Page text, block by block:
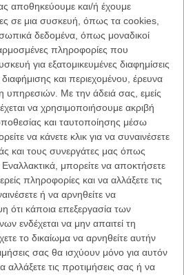
αποθηκεύουμε και/ή έχουμε
σε μια συσκευή, όπως τα cookies,
δεδομένα, όπως μοναδικοί
πληροφορίες που
για εξατομικευμένες διαφημίσεις
και περιεχομένου, έρευνα
υπηρεσιών. Με την άδειά σας, εμείς
να χρησιμοποιήσουμε ακριβή
και ταυτοποίησης μέσω
να κάνετε κλικ για να συναινέσετε
και τους συνεργάτες μας όπως
μπορείτε να αποκτήσετε
πληροφορίες και να αλλάξετε τις
ή να αρνηθείτε να
ότι κάποια επεξεργασία των
ενδέχεται να μην απαιτεί τη
το δικαίωμα να αρνηθείτε αυτήν
σας θα ισχύουν μόνο για αυτόν
αλλάξετε τις προτιμήσεις σας ή να
Μήκους Δράμας:
Μπρανίδη και Γιάννη
Γαλανού
Δεν σε κάνει
πουθενά η επιτυχία. Είναι
επιφανειακό